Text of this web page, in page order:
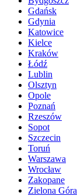
Gdańsk
Gdynia
Katowice
Kielce
Kraków
Łódź
Lublin
Olsztyn
Opole
Poznań
Rzeszów
Sopot
Szczecin
Toruń
Warszawa
Wrocław
Zakopane
Zielona Góra